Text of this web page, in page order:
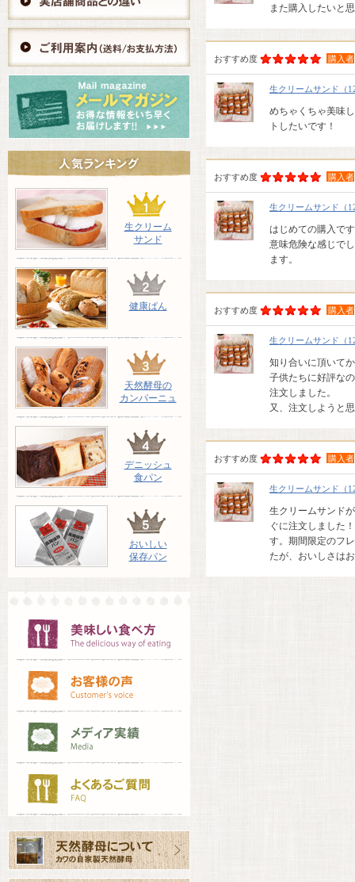
生クリーム
サンド
健康ぱん
天然酵母の
カンパーニュ
デニッシュ
食パン
おいしい
保存パン
また購入したいと
おすすめ度 購入者
生クリームサンド（
めちゃくちゃ美味
トしたいです！
おすすめ度 購入者
生クリームサンド（
はじめての購入で
意味危険な感じで
ます。
おすすめ度 購入者
生クリームサンド（
知り合いに頂いて
子供たちに好評な
注文しました。
又、注文しようと
おすすめ度 購入者
生クリームサンド（
生クリームサンド
ぐに注文しました
す。期間限定のフ
たが、おいしさは